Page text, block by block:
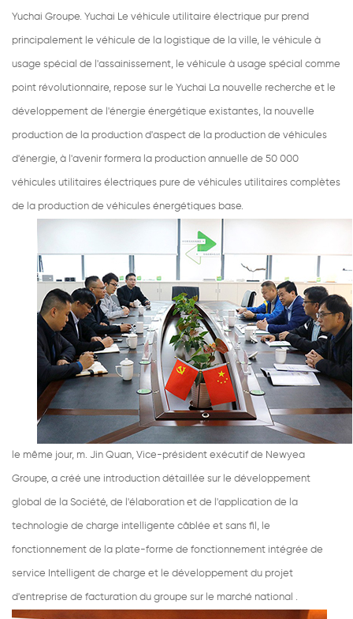
Yuchai Groupe. Yuchai Le véhicule utilitaire électrique pur prend
principalement le véhicule de la logistique de la ville, le véhicule à
usage spécial de l'assainissement, le véhicule à usage spécial comme
point révolutionnaire, repose sur le Yuchai La nouvelle recherche et le
développement de l'énergie énergétique existantes, la nouvelle
production de la production d'aspect de la production de véhicules
d'énergie, à l'avenir formera la production annuelle de 50 000
véhicules utilitaires électriques pure de véhicules utilitaires complètes
de la production de véhicules énergétiques base.
le même jour, m. Jin Quan, Vice-président exécutif de Newyea
Groupe, a créé une introduction détaillée sur le développement
global de la Société, de l'élaboration et de l'application de la
technologie de charge intelligente câblée et sans fil, le
fonctionnement de la plate-forme de fonctionnement intégrée de
service Intelligent de charge et le développement du projet
d'entreprise de facturation du groupe sur le marché national .